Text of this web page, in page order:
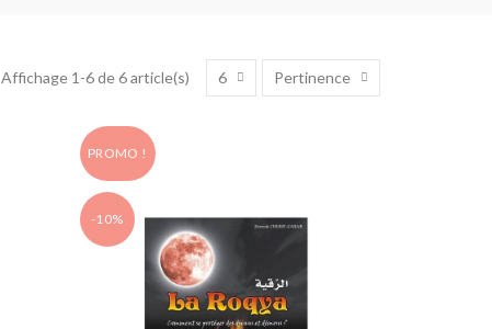
Affichage 1-6 de 6 article(s) 6 Pertinence
PROMO !
-10%